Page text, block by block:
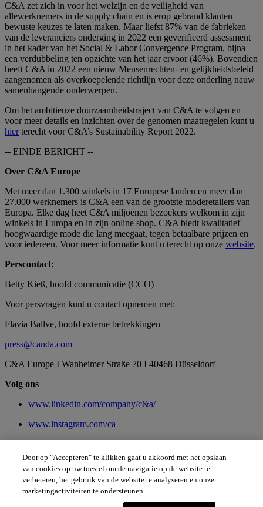
C&A zet zich in voor het welzijn en de veiligheid van
allewerknemers in de supply chain en is erop gebrand klanten
bewuste keuzes te laten maken. Maar liefst 87% van de fabrieken
van de leveranciers onderging in 2022 een geverifieerd assessment
in het kader van het Social & Labor Convergence Program, bijna
een verdubbeling ten opzichte van het jaar ervoor (46%). Bovendien
heeft C&A in 2022 een nieuw Mensenrechten- en gelijkheidsbeleid
aangenomen als overkoepelende richtlijn voor deze onderling nauw
samenhangende onderwerpen.
Om het ambitieuze duurzaamheidstraject van C&A te volgen en
voor meer details en inzichten over de genomen maatregelen kunt u
hierterecht voor C&A’s Sustainability Report 2022.
-- EINDE BERICHT --
Over C&A Europe
Met meer dan 1.300 winkels in 17 Europese landen en meer dan
27.000 werknemers is C&A een van de grootste moderetailers van
Europa. Elke dag heet C&A miljoenen bezoekers welkom in zijn
winkels in Europa en in zijn online shop. C&A biedt kwalitatief
hoogwaardige mode die lang meegaat, tegen betaalbare prijzen en
voor iedereen. Voor meer informatie kunt u terecht op onze website.
Perscontact:
Betty Kieß, hoofd communicatie (CCO)
Voor persvragen kunt u contact opnemen met:
Flavia Ballve, hoofd externe betrekkingen
press@canda.com
C&A Europe I Wanheimer Straße 70 I 40468 Düsseldorf
Volg ons
www.linkedin.com/company/c&a/
www.instagram.com/ca
Facebook Pinterest Youtube Instagram
Linkedin
ContactImprintData ProtectionAnti Fraud Notice
Door op "Accepteren" te klikken gaat u akkoord met het opslaan
van cookies op uw toestel om de navigatie op de website te
verbeteren, het gebruik van de website te analyseren en onze
marketingactiviteiten te ondersteunen.